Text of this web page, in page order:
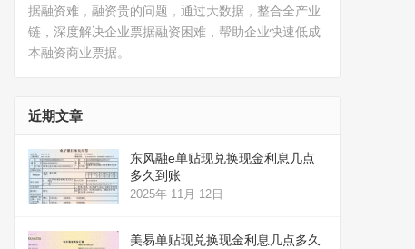
据融资难，融资贵的问题，通过大数据，整合全产业
链，深度解决企业票据融资困难，帮助企业快速低成
本融资商业票据。
近期文章
东风融e单贴现兑换现金利息几点
多久到账
2025年 11月 12日
美易单贴现兑换现金利息几点多久